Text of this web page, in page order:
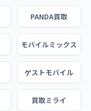
PANDA買取
モバイルミックス
ゲストモバイル
買取ミライ